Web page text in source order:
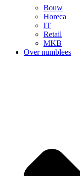
Bouw
Horeca
IT
Retail
MKB
Over numblees